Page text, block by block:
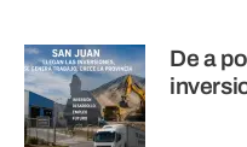
De a